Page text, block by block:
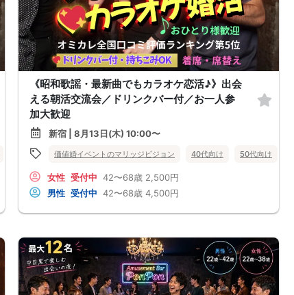
バツイチ・再婚 街コン 趣味コン 体験コン 東京都 新宿
《昭和歌謡・最新曲でもカラオケ恋活♪》出会
える朝活交流会／ドリンクバー付／お一人参
加大歓迎
新宿 | 8月13日(木) 10:00〜
価値婚イベントのマリッジビジョン 40代向け 50代向け
女性 受付中 42〜68歳 2,500円
男性 受付中 42〜68歳 4,500円